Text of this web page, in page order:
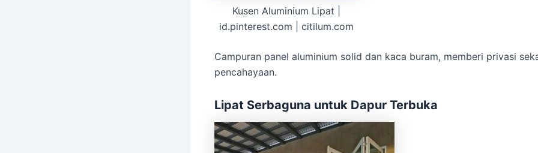
Kusen Aluminium Lipat |
id.pinterest.com | citilum.com
Campuran panel aluminium solid dan kaca buram, memberi privasi
pencahayaan.
Lipat Serbaguna untuk Dapur Terbuka